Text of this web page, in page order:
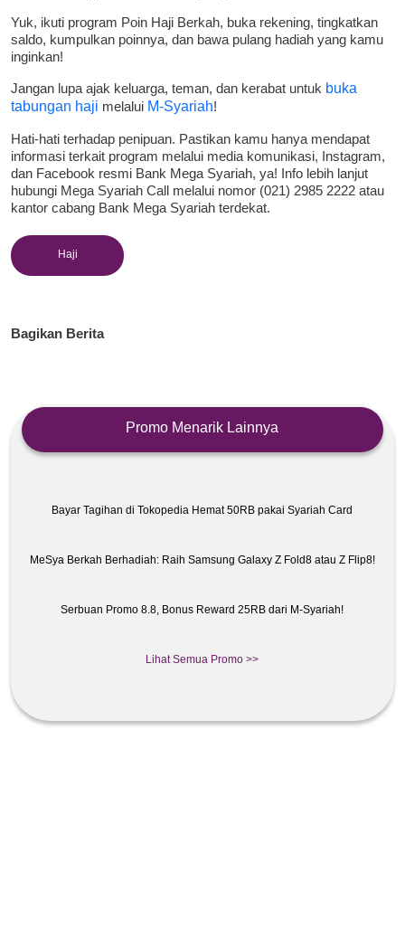
Yuk, ikuti program Poin Haji Berkah, buka rekening, tingkatkan
saldo, kumpulkan poinnya, dan bawa pulang hadiah yang kamu
inginkan!
Jangan lupa ajak keluarga, teman, dan kerabat untuk buka
tabungan haji melalui M-Syariah!
Hati-hati terhadap penipuan. Pastikan kamu hanya mendapat
informasi terkait program melalui media komunikasi, Instagram,
dan Facebook resmi Bank Mega Syariah, ya! Info lebih lanjut
hubungi Mega Syariah Call melalui nomor (021) 2985 2222 atau
kantor cabang Bank Mega Syariah terdekat.
Haji
Bagikan Berita
Promo Menarik Lainnya
Bayar Tagihan di Tokopedia Hemat 50RB pakai Syariah Card
MeSya Berkah Berhadiah: Raih Samsung Galaxy Z Fold8 atau Z Flip8!
Serbuan Promo 8.8, Bonus Reward 25RB dari M-Syariah!
Lihat Semua Promo >>